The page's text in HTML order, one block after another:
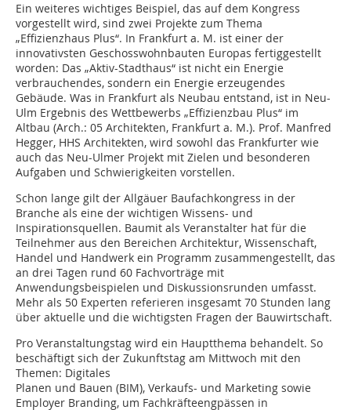
Ein weiteres wichtiges Beispiel, das auf dem Kongress
vorgestellt wird, sind zwei Projekte zum Thema
„Effizienzhaus Plus“. In Frankfurt a. M. ist einer der
innovativsten Geschosswohnbauten Europas fertiggestellt
worden: Das „Aktiv-Stadthaus“ ist nicht ein Energie
verbrauchendes, sondern ein Energie erzeugendes
Gebäude. Was in Frankfurt als Neubau entstand, ist in Neu-
Ulm Ergebnis des Wettbewerbs „Effizienzbau Plus“ im
Altbau (Arch.: 05 Architekten, Frankfurt a. M.). Prof. Manfred
Hegger, HHS Architekten, wird sowohl das Frankfurter wie
auch das Neu-Ulmer Projekt mit Zielen und besonderen
Aufgaben und Schwierigkeiten vorstellen.
Schon lange gilt der Allgäuer Baufachkongress in der
Branche als eine der wichtigen Wissens- und
Inspirationsquellen. Baumit als Veranstalter hat für die
Teilnehmer aus den Bereichen Architektur, Wissenschaft,
Handel und Handwerk ein Programm zusammengestellt, das
an drei Tagen rund 60 Fachvorträge mit
Anwendungsbeispielen und Diskussionsrunden umfasst.
Mehr als 50 Experten referieren insgesamt 70 Stunden lang
über aktuelle und die wichtigsten Fragen der Bauwirtschaft.
Pro Veranstaltungstag wird ein Hauptthema behandelt. So
beschäftigt sich der Zukunftstag am Mittwoch mit den
Themen: Digitales
Planen und Bauen (BIM), Verkaufs- und Marketing sowie
Employer Branding, um Fachkräfteengpässen in